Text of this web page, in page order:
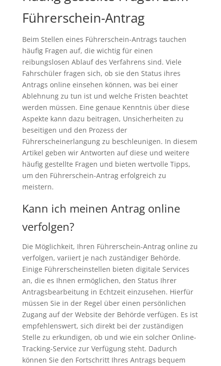
Führerschein-Antrag
Beim Stellen eines Führerschein-Antrags tauchen
häufig Fragen auf, die wichtig für einen
reibungslosen Ablauf des Verfahrens sind. Viele
Fahrschüler fragen sich, ob sie den Status ihres
Antrags online einsehen können, was bei einer
Ablehnung zu tun ist und welche Fristen beachtet
werden müssen. Eine genaue Kenntnis über diese
Aspekte kann dazu beitragen, Unsicherheiten zu
beseitigen und den Prozess der
Führerscheinerlangung zu beschleunigen. In diesem
Artikel geben wir Antworten auf diese und weitere
häufig gestellte Fragen und bieten wertvolle Tipps,
um den Führerschein-Antrag erfolgreich zu
meistern.
Kann ich meinen Antrag online
verfolgen?
Die Möglichkeit, Ihren Führerschein-Antrag online zu
verfolgen, variiert je nach zuständiger Behörde.
Einige Führerscheinstellen bieten digitale Services
an, die es Ihnen ermöglichen, den Status Ihrer
Antragsbearbeitung in Echtzeit einzusehen. Hierfür
müssen Sie in der Regel über einen persönlichen
Zugang auf der Website der Behörde verfügen. Es ist
empfehlenswert, sich direkt bei der zuständigen
Stelle zu erkundigen, ob und wie ein solcher Online-
Tracking-Service zur Verfügung steht. Dadurch
können Sie den Fortschritt Ihres Antrags bequem